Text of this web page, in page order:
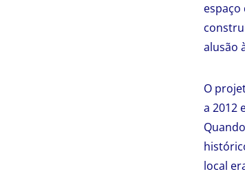
alusão
O
a 2012
local